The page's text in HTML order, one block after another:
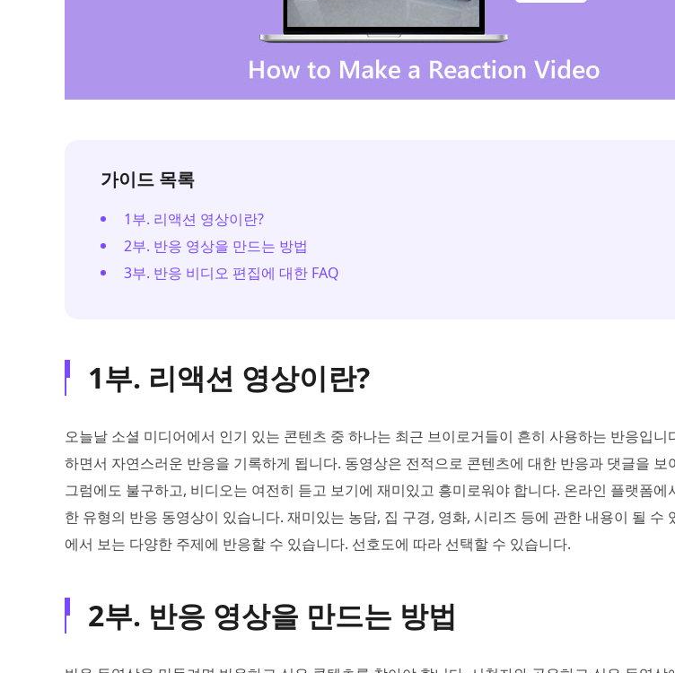
가이드 목록
1부. 리액션 영상이란?
2부. 반응 영상을 만드는 방법
3부. 반응 비디오 편집에 대한 FAQ
1부. 리액션 영상이란?
오늘날 소셜 미디어에서 인기 있는 콘텐츠 중 하나는 최근 브이로거들이 흔히 사용하는 반응입니
하면서 자연스러운 반응을 기록하게 됩니다. 동영상은 전적으로 콘텐츠에 대한 반응과 댓글을 보
그럼에도 불구하고, 비디오는 여전히 듣고 보기에 재미있고 흥미로워야 합니다. 온라인 플랫폼에
한 유형의 반응 동영상이 있습니다. 재미있는 농담, 집 구경, 영화, 시리즈 등에 관한 내용이 될 수
에서 보는 다양한 주제에 반응할 수 있습니다. 선호도에 따라 선택할 수 있습니다.
2부. 반응 영상을 만드는 방법